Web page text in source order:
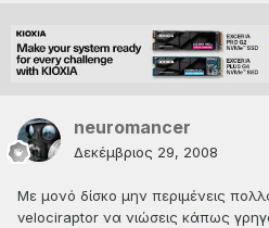
neuromancer
Δεκέμβριος 29, 2008
Με μονό δίσκο μην περιμένεις
velociraptor να νιώσεις κάπως